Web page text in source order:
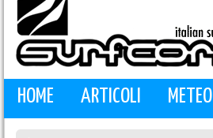
HOME ARTICOLI METEO